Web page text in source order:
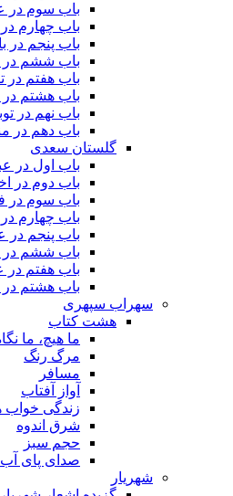
باب سوم در
باب چهارم
باب پنجم در
باب ششم در
باب هفتم در
باب هشتم
باب نهم در
باب دهم در
گلستان سعدی
باب اول در
باب دوم در
باب سوم در
باب چهارم
باب پنجم
باب ششم در
باب هفتم در
باب هشتم
سهراب سپهری
هشت کتاب
ما هیچ، ما
مرگ رنگ
مسافر
آواز آفتاب
زندگی خواب
شرق اندوه
حجم سبز
صدای پای آب
شهریار